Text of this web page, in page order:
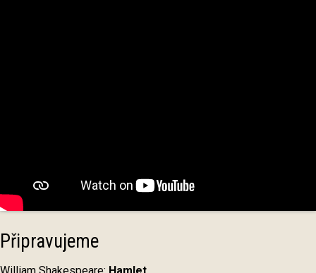
Připravujeme